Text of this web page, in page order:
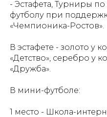
- Эстафета, Турниры
футболу при
«Чемпионика-Ростов».
В эстафете - золото у
«Детство», серебро у
«Дружба».
В мини-футболе:
1 место - Школа-